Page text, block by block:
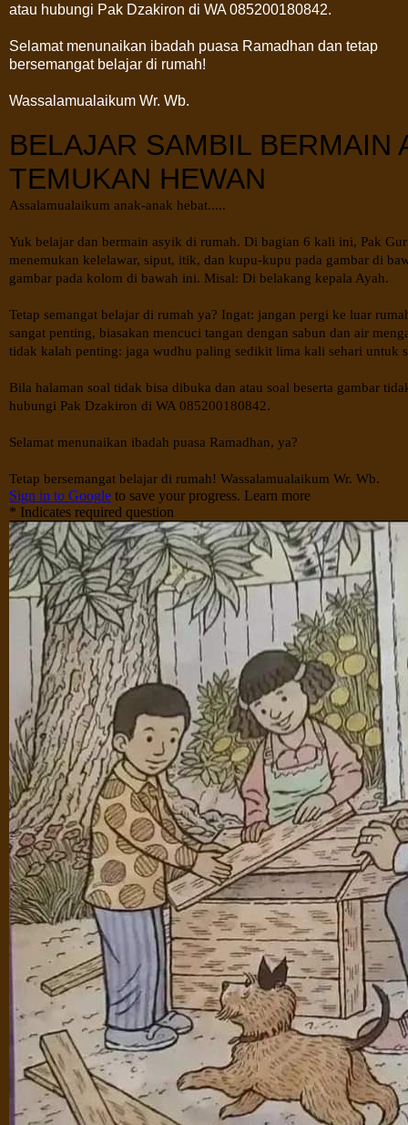
atau hubungi Pak Dzakiron di WA 085200180842.
Selamat menunaikan ibadah puasa Ramadhan dan tetap
bersemangat belajar di rumah!
Wassalamualaikum Wr. Wb.